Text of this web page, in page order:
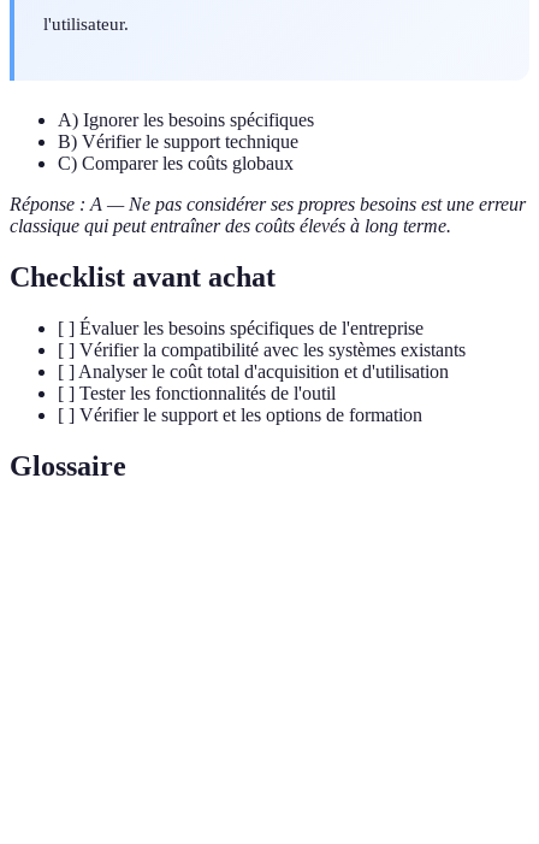
l'utilisateur.
A) Ignorer les besoins spécifiques
B) Vérifier le support technique
C) Comparer les coûts globaux
Réponse : A — Ne pas considérer ses propres besoins est une erreur
classique qui peut entraîner des coûts élevés à long terme.
Checklist avant achat
[ ] Évaluer les besoins spécifiques de l'entreprise
[ ] Vérifier la compatibilité avec les systèmes existants
[ ] Analyser le coût total d'acquisition et d'utilisation
[ ] Tester les fonctionnalités de l'outil
[ ] Vérifier le support et les options de formation
Glossaire